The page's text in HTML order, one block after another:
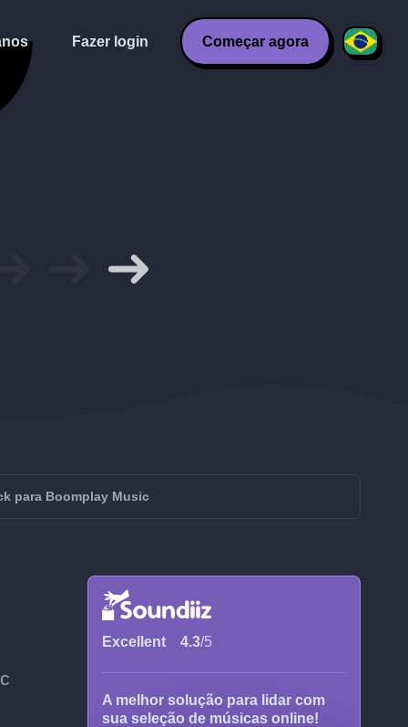
Fazer login Começar agora
para Boomplay Music
Excellent 4.3/5
A melhor solução para lidar com
sua seleção de músicas online!